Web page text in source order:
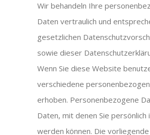
Wir behandeln Ihre
Daten vertraulich und
gesetzlichen
sowie dieser
Wenn Sie diese Website
verschiedene
erhoben. Personenbezogene
Daten, mit denen Sie
werden können. Die vorliegende